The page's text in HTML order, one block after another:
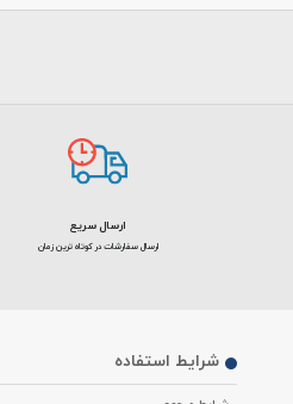
ارسال سریع
ارسال سفارشات در کوتاه ترین زمان
شرایط استفاده